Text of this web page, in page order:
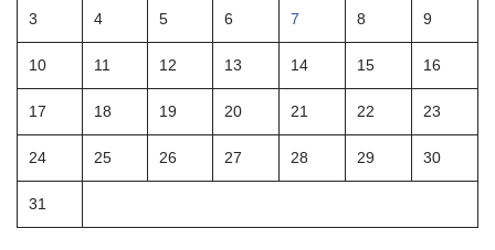
3 4 5 6 7 8 9
10 11 12 13 14 15 16
17 18 19 20 21 22 23
24 25 26 27 28 29 30
31